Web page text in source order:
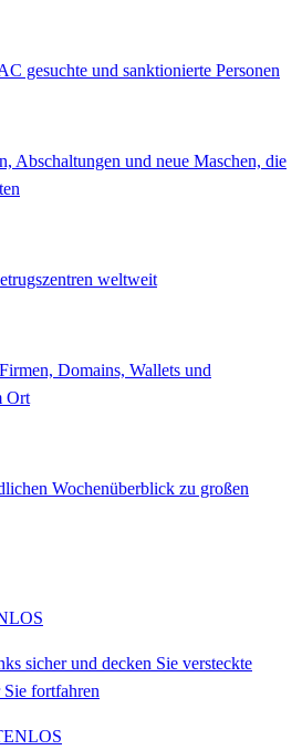
gesuchte und sanktionierte Personen
Abschaltungen und neue Maschen, die
weltweit
Domains, Wallets und
Ort
Wochenüberblick zu großen
sicher und decken Sie versteckte
fortfahren